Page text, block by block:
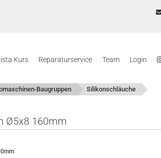
Kurs Reparaturservice Team Login
Baugruppen Silikonschläuche
Ø5x8 160mm